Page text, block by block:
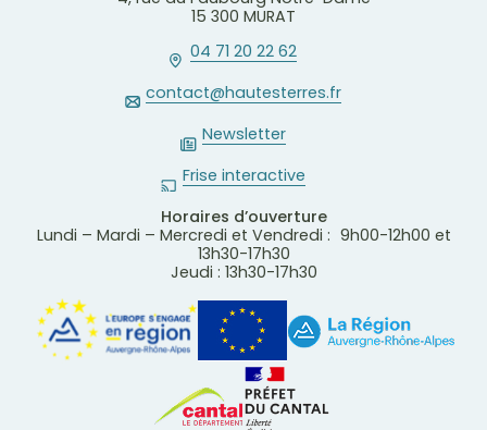
15 300 MURAT
04 71 20 22 62
contact@hautesterres.fr
Newsletter
Frise interactive
Horaires d’ouverture
Lundi – Mardi – Mercredi et Vendredi : 9h00-12h00 et
13h30-17h30
Jeudi : 13h30-17h30